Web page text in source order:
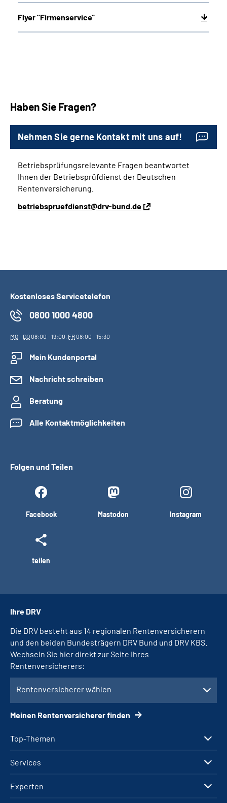
Flyer "Firmenservice"
Haben Sie Fragen?
Nehmen Sie gerne Kontakt mit uns auf!
Betriebsprüfungsrelevante Fragen beantwortet
Ihnen der Betriebsprüfdienst der Deutschen
Rentenversicherung.
betriebspruefdienst@drv-bund.de
Kostenloses Servicetelefon
0800 1000 4800
MO- DO08:00 - 19:00, FR08:00 - 15:30
Mein Kundenportal
Nachricht schreiben
Beratung
Alle Kontaktmöglichkeiten
Folgen und Teilen
Facebook Mastodon Instagram
teilen
Top-Themen
Services
Experten
Ihre DRV
Die DRV besteht aus 14 regionalen Rentenversicherern
und den beiden Bundesträgern DRV Bund und DRV KBS.
Wechseln Sie hier direkt zur Seite Ihres
Rentenversicherers:
Rentenversicherer wählen
Meinen Rentenversicherer finden